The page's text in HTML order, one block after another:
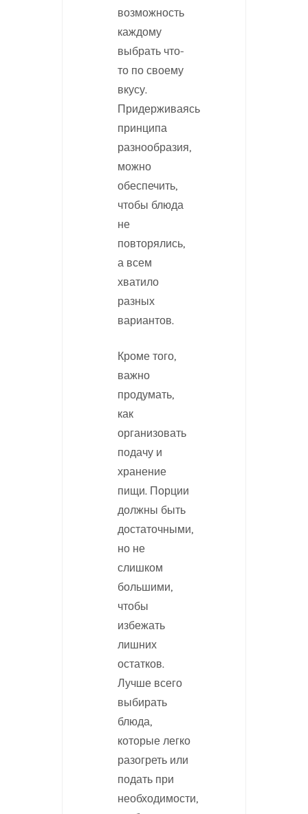
возможность
каждому
выбрать что-
то по своему
вкусу.
Придерживаясь
принципа
разнообразия,
можно
обеспечить,
чтобы блюда
не
повторялись,
а всем
хватило
разных
вариантов.
Кроме того,
важно
продумать,
как
организовать
подачу и
хранение
пищи. Порции
должны быть
достаточными,
но не
слишком
большими,
чтобы
избежать
лишних
остатков.
Лучше всего
выбирать
блюда,
которые легко
разогреть или
подать при
необходимости,